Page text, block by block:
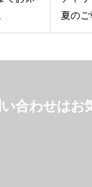
夏のご
合わせはお